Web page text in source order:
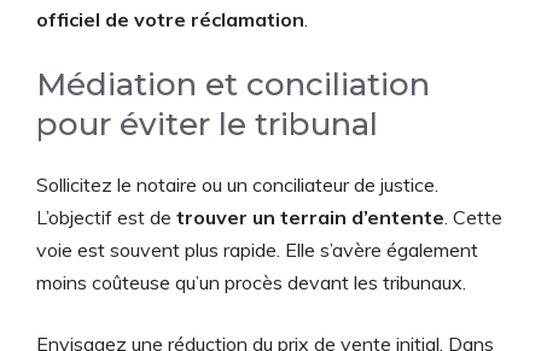
officiel de votre réclamation
Médiation et conciliation
pour éviter le tribunal
Sollicitez le notaire ou un conciliateur de justice.
L’objectif est de trouver un terrain d’entente . Cette
voie est souvent plus rapide. Elle s’avère également
moins coûteuse qu’un procès devant les tribunaux.
Envisagez une réduction du prix de vente initial. Dans